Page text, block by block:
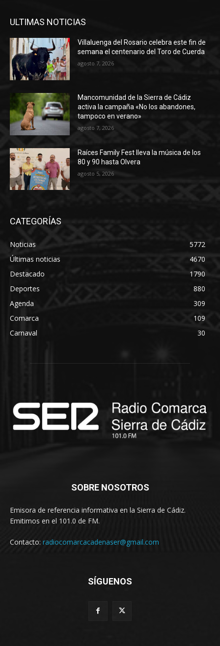
ULTIMAS NOTICIAS
Villaluenga del Rosario celebra este fin de
semana el centenario del Toro de Cuerda
agosto 7, 2026
Mancomunidad de la Sierra de Cádiz
activa la campaña «No los abandones,
tampoco en verano»
agosto 7, 2026
Raíces Family Fest lleva la música de los
80 y 90 hasta Olvera
agosto 5, 2026
CATEGORÍAS
Noticias
5772
Últimas noticias
4670
Destacado
1790
Deportes
880
Agenda
309
Comarca
109
Carnaval
30
SOBRE NOSOTROS
Emisora de referencia informativa en la Sierra de Cádiz.
Emitimos en el 101.0 de FM.
Contacto: radiocomarcacadenaser@gmail.com
SÍGUENOS